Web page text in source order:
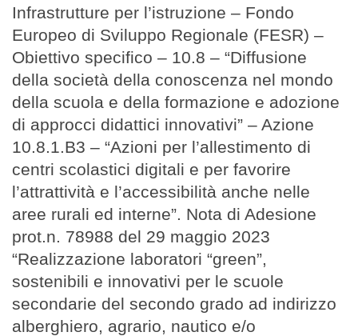
Infrastrutture per l’istruzione – Fondo
Europeo di Sviluppo Regionale (FESR) –
Obiettivo specifico – 10.8 – “Diffusione
della società della conoscenza nel mondo
della scuola e della formazione e adozione
di approcci didattici innovativi” – Azione
10.8.1.B3 – “Azioni per l’allestimento di
centri scolastici digitali e per favorire
l’attrattività e l’accessibilità anche nelle
aree rurali ed interne”. Nota di Adesione
prot.n. 78988 del 29 maggio 2023
“Realizzazione laboratori “green”,
sostenibili e innovativi per le scuole
secondarie del secondo grado ad indirizzo
alberghiero, agrario, nautico e/o